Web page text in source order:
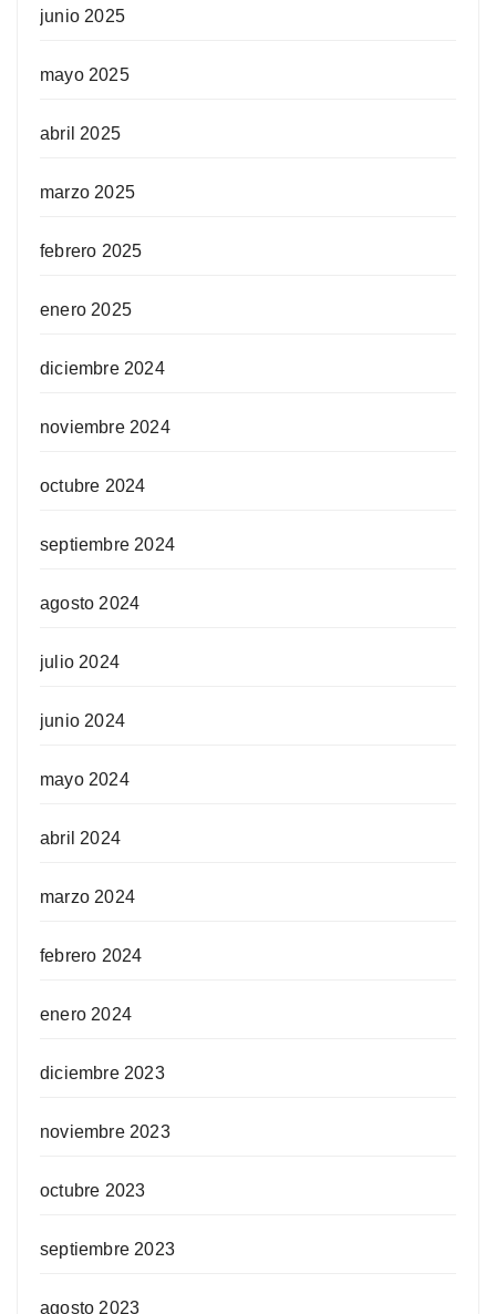
junio 2025
mayo 2025
abril 2025
marzo 2025
febrero 2025
enero 2025
diciembre 2024
noviembre 2024
octubre 2024
septiembre 2024
agosto 2024
julio 2024
junio 2024
mayo 2024
abril 2024
marzo 2024
febrero 2024
enero 2024
diciembre 2023
noviembre 2023
octubre 2023
septiembre 2023
agosto 2023